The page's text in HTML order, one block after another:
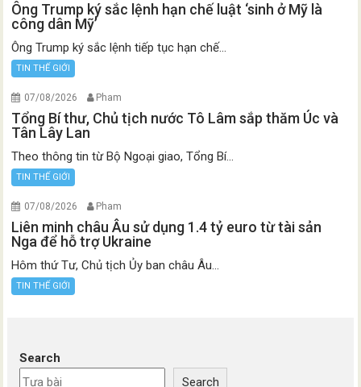
Ông Trump ký sắc lệnh hạn chế luật ‘sinh ở Mỹ là
công dân Mỹ’
Ông Trump ký sắc lệnh tiếp tục hạn chế...
TIN THẾ GIỚI
07/08/2026 Pham
Tổng Bí thư, Chủ tịch nước Tô Lâm sắp thăm Úc và
Tân Lây Lan
Theo thông tin từ Bộ Ngoại giao, Tổng Bí...
TIN THẾ GIỚI
07/08/2026 Pham
Liên minh châu Âu sử dụng 1.4 tỷ euro từ tài sản
Nga để hỗ trợ Ukraine
Hôm thứ Tư, Chủ tịch Ủy ban châu Âu...
TIN THẾ GIỚI
Search
Search